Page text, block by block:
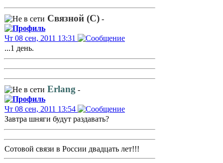
Связной (С) -
Чт 08 сен, 2011 13:31
...1 день.
Erlang -
Чт 08 сен, 2011 13:54
Завтра шняги будут раздавать?
Сотовой связи в России двадцать лет!!!